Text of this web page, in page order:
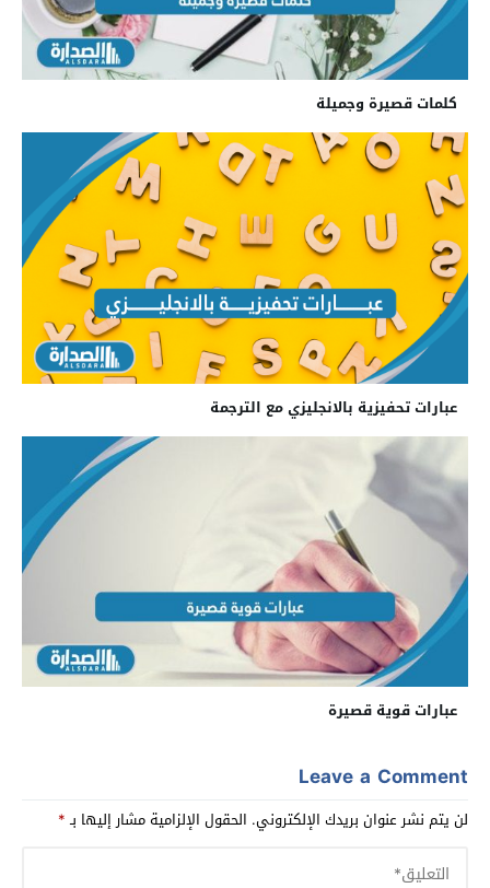
كلمات قصيرة وجميلة
عبارات تحفيزية بالانجليزي مع الترجمة
عبارات قوية قصيرة
Leave a Comment
لن يتم نشر عنوان بريدك الإلكتروني. الحقول الإلزامية مشار إليها بـ*